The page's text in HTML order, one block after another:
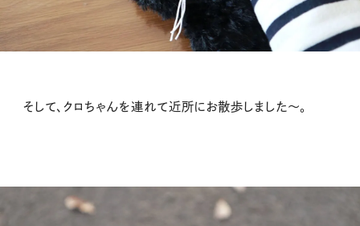
そして、クロちゃんを連れて近所にお散歩しました〜。